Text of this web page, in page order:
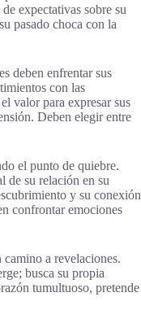
expectativas sobre su
pasado choca con la
deben enfrentar sus
con las
valor para expresar sus
Deben elegir entre
el punto de quiebre.
de su relación en su
y su conexión
confrontar emociones
a revelaciones.
busca su propia
tumultuoso, pretende